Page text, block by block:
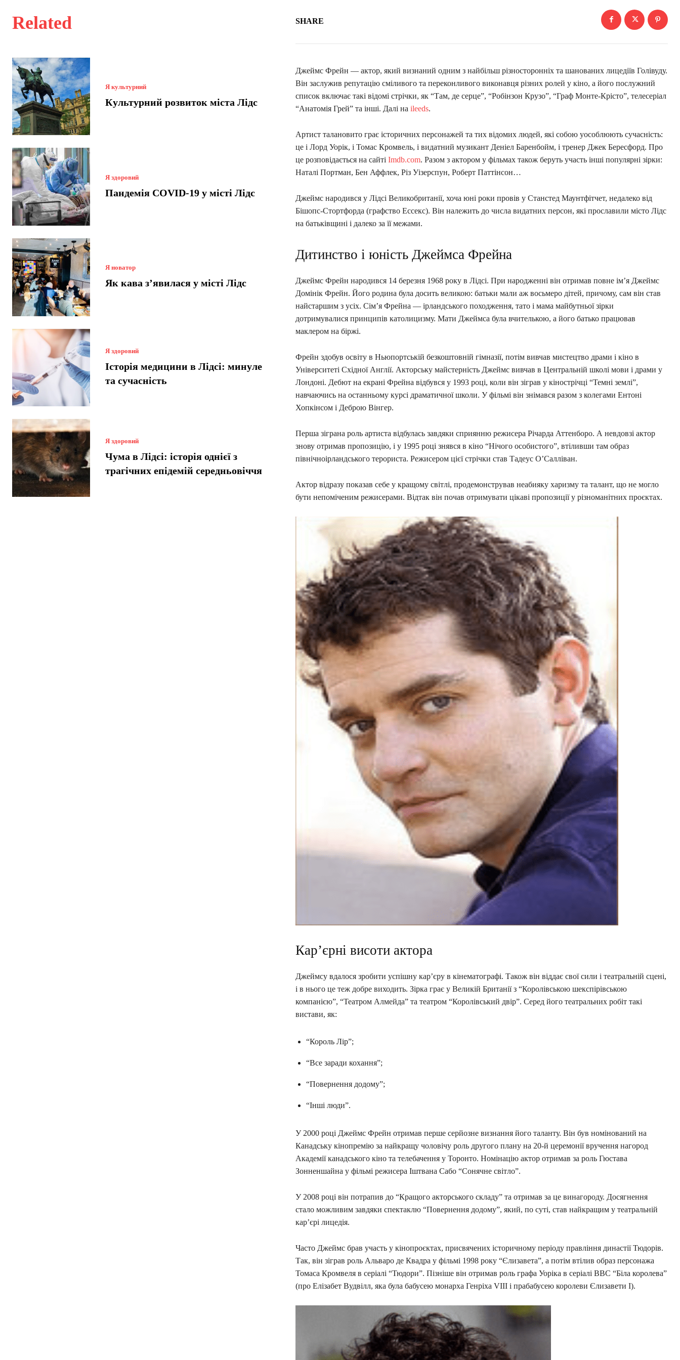
Related
Я культурний
Культурний розвиток міста Лідс
Я здоровий
Пандемія COVID-19 у місті Лідс
Я новатор
Як кава з’явилася у місті Лідс
Я здоровий
Історія медицини в Лідсі: минуле
та сучасність
Я здоровий
Чума в Лідсі: історія однієї з
трагічних епідемій середньовіччя
SHARE
Джеймс Фрейн — актор, який визнаний одним з найбільш різносторонніх та шанованих лицедіїв Голівуду.
Він заслужив репутацію сміливого та переконливого виконавця різних ролей у кіно, а його послужний
список включає такі відомі стрічки, як “Там, де серце”, “Робінзон Крузо”, “Граф Монте-Крісто”, телесеріал
“Анатомія Грей” та інші. Далі на ileeds.
Артист талановито грає історичних персонажей та тих відомих людей, які собою уособлюють сучасність:
це і Лорд Уорік, і Томас Кромвель, і видатний музикант Деніел Баренбойм, і тренер Джек Бересфорд. Про
це розповідається на сайті Imdb.com. Разом з актором у фільмах також беруть участь інші популярні зірки:
Наталі Портман, Бен Аффлек, Різ Уізерспун, Роберт Паттінсон…
Джеймс народився у Лідсі Великобританії, хоча юні роки провів у Станстед Маунтфітчет, недалеко від
Бішопс-Стортфорда (графство Ессекс). Він належить до числа видатних персон, які прославили місто Лідс
на батьківщині і далеко за її межами.
Дитинство і юність Джеймса Фрейна
Джеймс Фрейн народився 14 березня 1968 року в Лідсі. При народженні він отримав повне ім’я Джеймс
Домінік Фрейн. Його родина була досить великою: батьки мали аж восьмеро дітей, причому, сам він став
найстаршим з усіх. Сім’я Фрейна ― ірландського походження, тато і мама майбутньої зірки
дотримувалися принципів католицизму. Мати Джеймса була вчителькою, а його батько працював
маклером на біржі.
Фрейн здобув освіту в Ньюпортській безкоштовній гімназії, потім вивчав мистецтво драми і кіно в
Університеті Східної Англії. Акторську майстерність Джеймс вивчав в Центральній школі мови і драми у
Лондоні. Дебют на екрані Фрейна відбувся у 1993 році, коли він зіграв у кінострічці “Темні землі”,
навчаючись на останньому курсі драматичної школи. У фільмі він знімався разом з колегами Ентоні
Хопкінсом і Деброю Вінгер.
Перша зіграна роль артиста відбулась завдяки сприянню режисера Річарда Аттенборо. А невдовзі актор
знову отримав пропозицію, і у 1995 році знявся в кіно “Нічого особистого”, втіливши там образ
північноірландського терориста. Режисером цієї стрічки став Тадеус О’Салліван.
Актор відразу показав себе у кращому світлі, продемонстрував неабияку харизму та талант, що не могло
бути непоміченим режисерами. Відтак він почав отримувати цікаві пропозиції у різноманітних проєктах.
Кар’єрні висоти актора
Джеймсу вдалося зробити успішну кар’єру в кінематографі. Також він віддає свої сили і театральній сцені,
і в нього це теж добре виходить. Зірка грає у Великій Британії з “Королівською шекспірівською
компанією”, “Театром Алмейда” та театром “Королівський двір”. Серед його театральних робіт такі
вистави, як:
“Король Лір”;
“Все заради кохання”;
“Повернення додому”;
“Інші люди”.
У 2000 році Джеймс Фрейн отримав перше серйозне визнання його таланту. Він був номінований на
Канадську кінопремію за найкращу чоловічу роль другого плану на 20-й церемонії вручення нагород
Академії канадського кіно та телебачення у Торонто. Номінацію актор отримав за роль Гюстава
Зонненшайна у фільмі режисера Іштвана Сабо “Сонячне світло”.
У 2008 році він потрапив до “Кращого акторського складу” та отримав за це винагороду. Досягнення
стало можливим завдяки спектаклю “Повернення додому”, який, по суті, став найкращим у театральній
кар’єрі лицедія.
Часто Джеймс брав участь у кінопроєктах, присвячених історичному періоду правління династії Тюдорів.
Так, він зіграв роль Альваро де Квадра у фільмі 1998 року “Єлизавета”, а потім втілив образ персонажа
Томаса Кромвеля в серіалі “Тюдори”. Пізніше він отримав роль графа Уоріка в серіалі ВВС “Біла королева”
(про Елізабет Вудвілл, яка була бабусею монарха Генріха VIII і прабабусею королеви Єлизавети I).